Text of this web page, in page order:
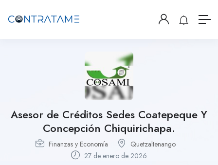
Asesor de Créditos Sedes Coatepeque Y
Concepción Chiquirichapa.
Finanzas y Economía
Quetzaltenango
27 de enero de 2026